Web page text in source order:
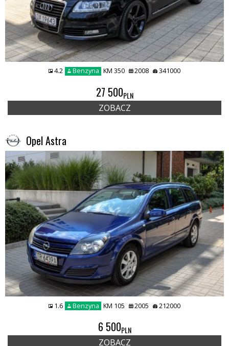
4.2 Benzyna KM 350 2008 341000
27 500PLN
ZOBACZ
Opel Astra
1.6 Benzyna KM 105 2005 212000
6 500PLN
ZOBACZ